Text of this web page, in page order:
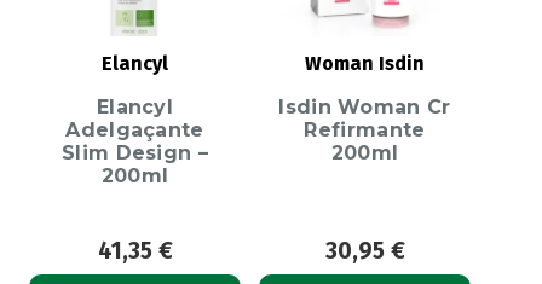
Elancyl
Elancyl
Adelgaçante
Slim Design –
200ml
41,35 €
Woman Isdin
Isdin Woman Cr
Refirmante
200ml
30,95 €